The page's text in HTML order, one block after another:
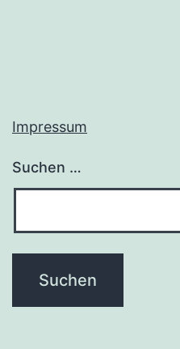
Impressum
Suchen …